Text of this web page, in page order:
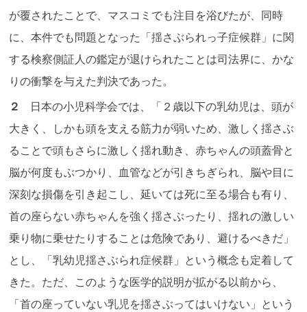
が覆されたことで、マスコミでも注目を浴びたが、同時
に、本件でも問題となった「揺さぶられっ子症候群」に関
する検察側証人の鑑定が退けられたことは司法界に、かな
りの衝撃を与えた判決であった。
２
日本の小児科学会では、「２歳以下の乳幼児は、頭が
大きく、しかも頭を支える筋力が弱いため、激しく揺さぶ
ることで頭もさらに激しく揺れ動き、赤ちゃんの頭蓋骨と
脳が何度もぶつかり、血管などが引きちぎられ、脳や目に
深刻な損傷を引き起こし、延いては死に至る場合も有り、
首の座らない赤ちゃんを強く揺さぶったり、揺れの激しい
乗り物に乗せたりすることは危険であり、避けるべきだ」
とし、「乳幼児揺さぶられ症候群」という概念も定着して
きた。ただ、このような医学的説明が拡がる以前から、
「首の座っていない乳児を揺さぶってはいけない」という